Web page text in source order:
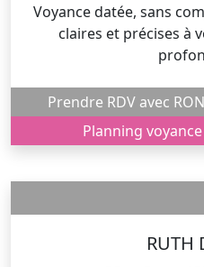
Voyance datée, sans
claires et précises à
Planning
RUTH